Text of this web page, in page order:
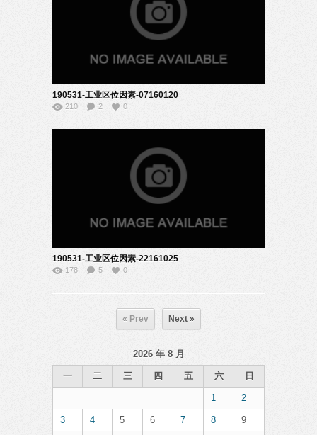
190531-工业区位因素-07160120
210 2 0
190531-工业区位因素-22161025
178 5 0
« Prev Next »
2026 年 8 月
一 二 三 四 五 六 日
1 2
3 4 5 6 7 8 9